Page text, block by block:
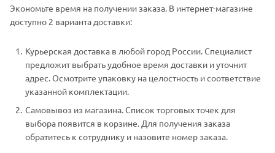
Экономьте время на получении заказа. В интернет-магазине
доступно 2 варианта доставки:
Курьерская доставка в любой город России. Специалист
предложит выбрать удобное время доставки и уточнит
адрес. Осмотрите упаковку на целостность и соответствие
указанной комплектации.
Самовывоз из магазина. Список торговых точек для
выбора появится в корзине. Для получения заказа
обратитесь к сотруднику и назовите номер заказа.